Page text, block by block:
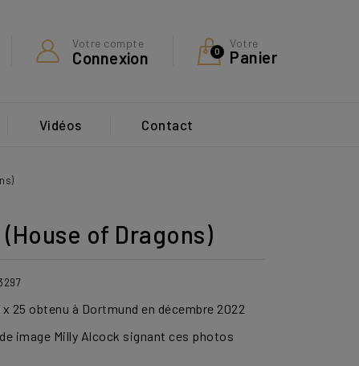
Votre
Panier
0
Votre compte
Connexion
Vidéos Contact
(House of Dragons)
25 obtenu à Dortmund en décembre 2022
image Milly Alcock signant ces photos